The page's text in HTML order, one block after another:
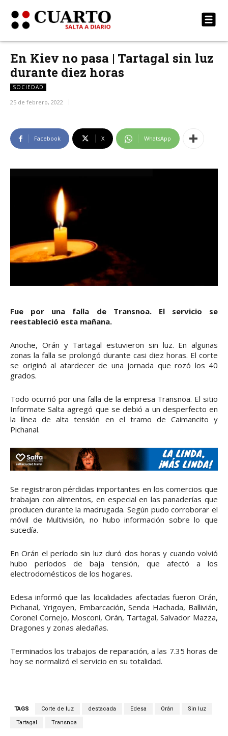
En Kiev no pasa | Tartagal sin luz
durante diez horas
SOCIEDAD
25 de febrero, 2022
Facebook X WhatsApp
Fue por una falla de Transnoa. El servicio se
reestableció esta mañana.
Anoche, Orán y Tartagal estuvieron sin luz. En algunas
zonas la falla se prolongó durante casi diez horas. El corte
se originó al atardecer de una jornada que rozó los 40
grados.
Todo ocurrió por una falla de la empresa Transnoa. El sitio
Informate Salta agregó que se debió a un desperfecto en
la línea de alta tensión en el tramo de Caimancito y
Pichanal.
Se registraron pérdidas importantes en los comercios que
trabajan con alimentos, en especial en las panaderías que
producen durante la madrugada. Según pudo corroborar el
móvil de Multivisión, no hubo información sobre lo que
sucedía.
En Orán el período sin luz duró dos horas y cuando volvió
hubo períodos de baja tensión, que afectó a los
electrodomésticos de los hogares.
Edesa informó que las localidades afectadas fueron Orán,
Pichanal, Yrigoyen, Embarcación, Senda Hachada, Ballivián,
Coronel Cornejo, Mosconi, Orán, Tartagal, Salvador Mazza,
Dragones y zonas aledañas.
Terminados los trabajos de reparación, a las 7.35 horas de
hoy se normalizó el servicio en su totalidad.
TAGS Corte de luz destacada Edesa Orán Sin luz
Tartagal Transnoa